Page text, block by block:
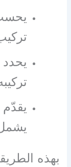
يحدد
بهذه